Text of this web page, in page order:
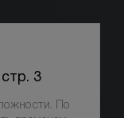
3
По